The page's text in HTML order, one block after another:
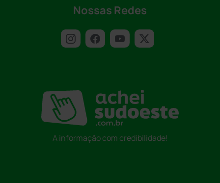
Nossas Redes
A informação com credibilidade!